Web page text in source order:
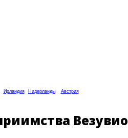
Ирландия Нидерланды Австрия
Везувио